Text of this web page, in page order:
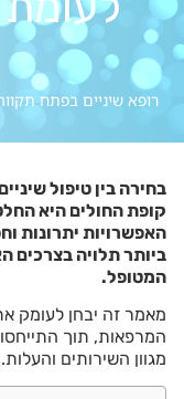
רופא שיניים בפתח
בחירה בין טיפול
קופת החולים היא
האפשרויות יתרונות
ביותר תלויה בצרכים
המטופל.
מאמר זה יבחן לעומק
המרפאות, תוך
מגוון השירותים והעלות.